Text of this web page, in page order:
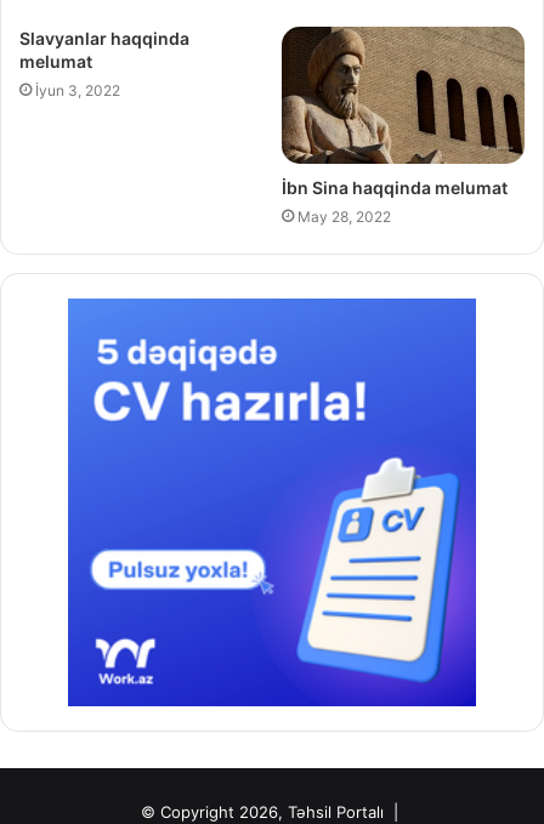
Slavyanlar haqqinda
melumat
İyun 3, 2022
İbn Sina haqqinda melumat
May 28, 2022
© Copyright 2026, Təhsil Portalı |